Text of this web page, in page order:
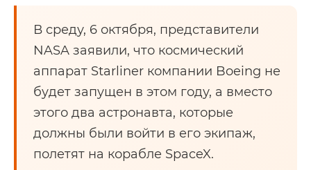
В среду, 6 октября, представители
NASA заявили, что космический
аппарат Starliner компании Boeing не
будет запущен в этом году, а вместо
этого два астронавта, которые
должны были войти в его экипаж,
полетят на корабле SpaceX.